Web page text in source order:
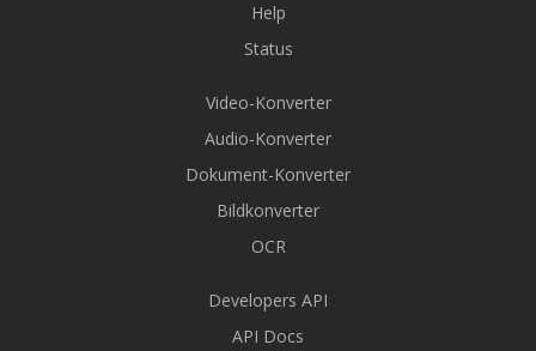
Help
Status
Video-Konverter
Audio-Konverter
Dokument-Konverter
Bildkonverter
OCR
Developers API
API Docs